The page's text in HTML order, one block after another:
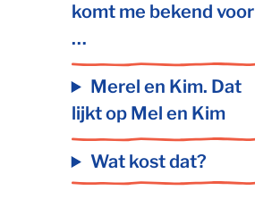
komt me bekend voor
…
Merel en Kim. Dat
lijkt op Mel en Kim
Wat kost dat?